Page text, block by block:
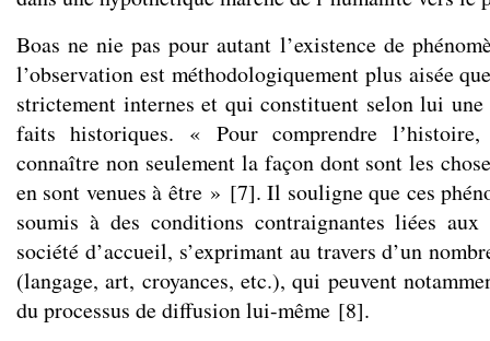
Boas ne nie pas pour autant l’existence de
l’observation est méthodologiquement plus aisée
strictement internes et qui constituent selon lui une
faits historiques. « Pour comprendre
connaître non seulement la façon dont sont les
en sont venues à être » [7]. Il souligne que ces
soumis à des conditions contraignantes liées
société d’accueil, s’exprimant au travers d’un
(langage, art, croyances, etc.), qui peuvent
du processus de diffusion lui-même [8].